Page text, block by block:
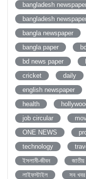
bangladesh
bangladesh
bangla newspaper
bangla paper
bd news paper
cricket
daily
english newspaper
health
job circular
ONE NEWS
technology
ইসলামী-জীবন
জাতীয়
লাইফস্টাইল
সব খবর